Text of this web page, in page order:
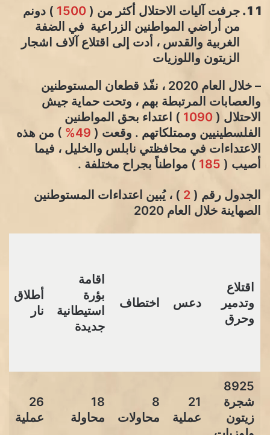
جرفت آليات الاحتلال أكثر من ( 1500 ) دونم
من أراضي المواطنين الزراعية في الضفة
الغربية والقدس ، أدت إلى اقتلاع آلاف اشجار
الزيتون واللوزيات
– خلال العام 2020 ، نفّذ قطعان المستوطنين
والعصابات المرتبطة بهم ، وتحت حماية جيش
الاحتلال ( 1090 ) اعتداء بحق المواطنين
الفلسطينيين وممتلكاتهم . وقعت ( 49%
) من هذه
الاعتداءات في محافظتي نابلس والخليل ، فيما
أصيب ( 185 ) مواطناً بجراح مختلفة .
الجدول رقم ( 2 ) ، يُبين اعتداءات المستوطنين
الصهاينة خلال العام 2020
اقتلاع
وتدمير
وحرق
دعس اختطاف
اقامة
بؤرة
استيطانية
جديدة
أطلاق
نار
8925
شجرة
زيتون
21
عملية
8
محاولات
18
محاولة
26
عملية